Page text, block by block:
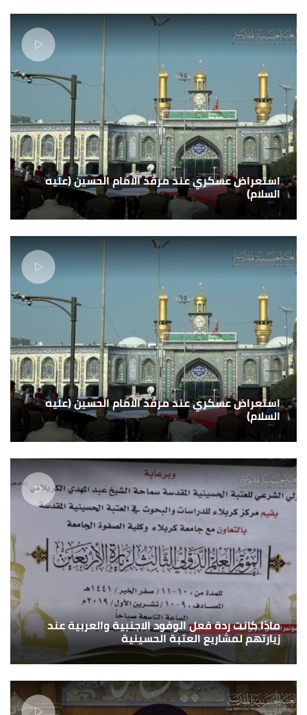
استعراض عسكري عند مرقد الامام الحسين (عليه
السلام)
استعراض عسكري عند مرقد الامام الحسين (عليه
السلام)
ماذا كانت ردة فعل الوفود الاجنبية والعربية عند
زيارتهم لمشاريع العتبة الحسينية